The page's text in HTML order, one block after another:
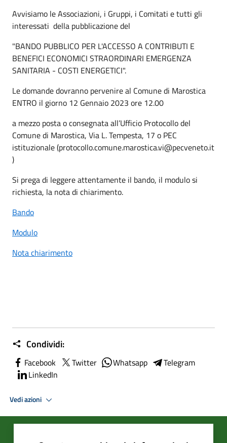
Avvisiamo le Associazioni, i Gruppi, i Comitati e tutti gli
interessati della pubblicazione del
"BANDO PUBBLICO PER L'ACCESSO A CONTRIBUTI E
BENEFICI ECONOMICI STRAORDINARI EMERGENZA
SANITARIA - COSTI ENERGETICI".
Le domande dovranno pervenire al Comune di Marostica
ENTRO il giorno 12 Gennaio 2023 ore 12.00
a mezzo posta o consegnata all’Ufficio Protocollo del
Comune di Marostica, Via L. Tempesta, 17 o PEC
istituzionale (protocollo.comune.marostica.vi@pecveneto.it
)
Si prega di leggere attentamente il bando, il modulo si
richiesta, la nota di chiarimento.
Bando
Modulo
Nota chiarimento
Condividi:
Facebook Twitter Whatsapp
Telegram
LinkedIn
Vedi azioni